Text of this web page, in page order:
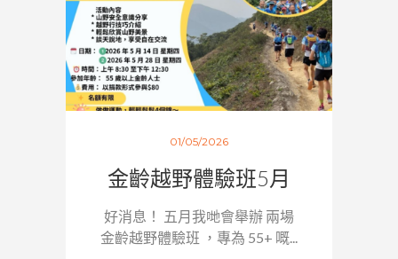
01/05/2026
金齡越野體驗班5月
好消息！ 五月我哋會舉辦 兩場
金齡越野體驗班 ，專為 55+ 嘅...